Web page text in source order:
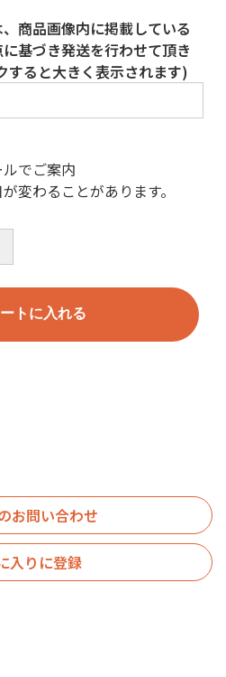
商品画像内に掲載している
基づき発送を行わせて頂き
すると大きく表示されます)
でご案内
変わることがあります。
お問い合わせ
入りに登録